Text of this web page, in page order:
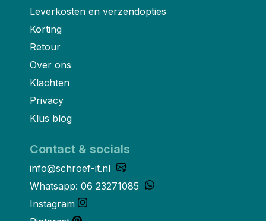
Leverkosten en verzendopties
Korting
Retour
Over ons
Klachten
Privacy
Klus blog
Contact & socials
info@schroef-it.nl
Whatsapp: 06 23271085
Instagram